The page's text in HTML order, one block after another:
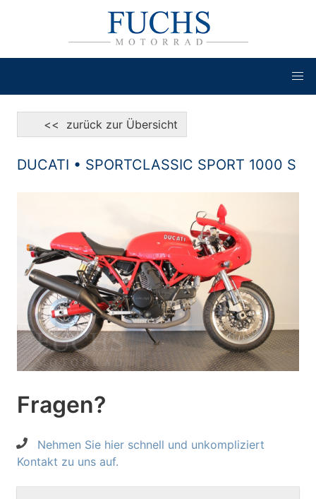
<< zurück zur Übersicht
DUCATI • SPORTCLASSIC SPORT 1000 S
Fragen?
Nehmen Sie hier schnell und unkompliziert
Kontakt zu uns auf.